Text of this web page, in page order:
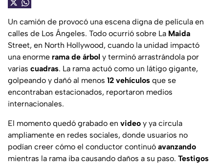
Un camión de provocó una escena digna de película en
calles de Los Ángeles. Todo ocurrió sobre La Maida
Street, en North Hollywood, cuando la unidad impactó
una enorme rama de árbol y terminó arrastrándola por
varias cuadras. La rama actuó como un látigo gigante,
golpeando y dañó al menos 12 vehículos que se
encontraban estacionados, reportaron medios
internacionales.
El momento quedó grabado en video y ya circula
ampliamente en redes sociales, donde usuarios no
podían creer cómo el conductor continuó avanzando
mientras la rama iba causando daños a su paso. Testigos